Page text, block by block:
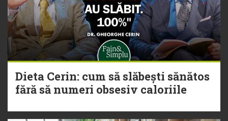
Dieta Cerin: cum să slăbești sănătos
fără să numeri obsesiv caloriile